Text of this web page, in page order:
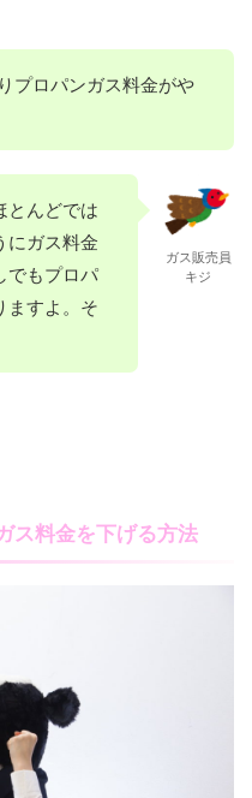
プロパンガス料金がや
とんどでは
にガス料金
でもプロパ
ますよ。そ
ガス販売員
キジ
ス料金を下げる方法